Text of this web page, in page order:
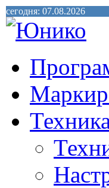
сегодня: 07.08.2026